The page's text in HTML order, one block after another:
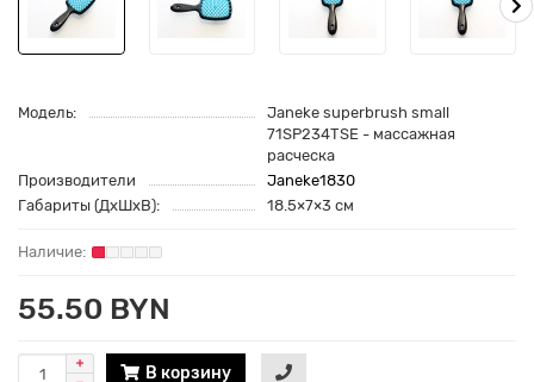
Модель:
Janeke superbrush small
71SP234TSE - массажная
расческа
Производители
Janeke1830
Габариты (ДхШхВ):
18.5×7×3 см
55.50 BYN
В корзину